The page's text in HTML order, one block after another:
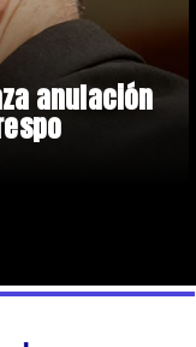
anulación